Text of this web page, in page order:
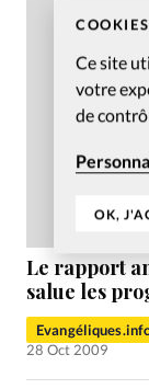
COOKIES
Ce site
votre
de
OK,
Le rapport
salue les
28 Oct 2009